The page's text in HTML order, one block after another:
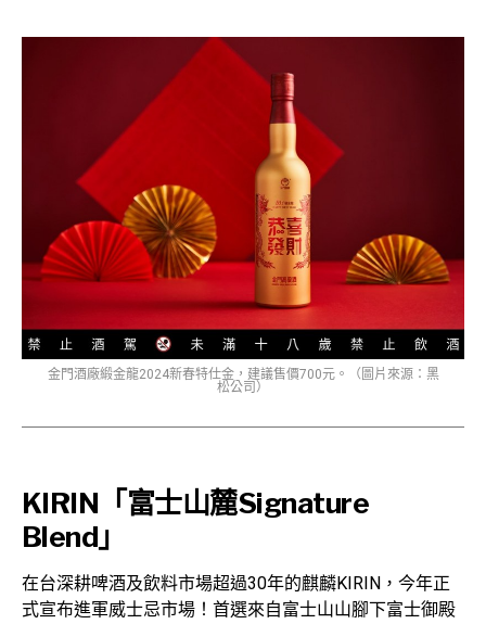
金門酒廠緞金龍2024新春特仕金，建議售價700元。（圖片來源：黑
松公司）
KIRIN「富士山麓Signature
Blend」
在台深耕啤酒及飲料市場超過30年的麒麟KIRIN，今年正
式宣布進軍威士忌市場！首選來自富士山山腳下富士御殿